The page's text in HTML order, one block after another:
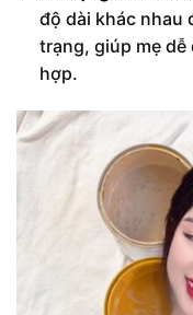
độ dài khác nhau
trạng, giúp mẹ dễ
hợp.